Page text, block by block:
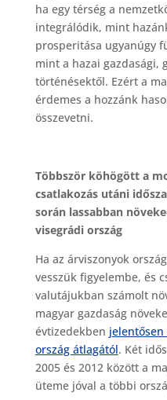
ha egy térség a
integrálódik, mint
prosperitása ugyanúgy
mint a hazai gazdasági,
történésektől. Ezért a
érdemes a hozzánk
összevetni.
Többször köhögött a
csatlakozás utáni
során lassabban
visegrádi ország
Ha az árviszonyok
vesszük figyelembe, és
valutájukban számolt
magyar gazdaság
évtizedekben
ország átlagától. Két
2005 és 2012 között a
üteme jóval a többi